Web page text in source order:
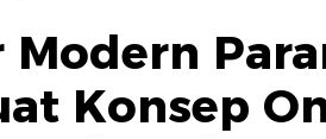
Modern
Konsep